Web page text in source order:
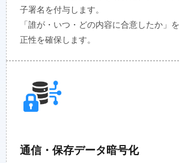
子署名を付与します。
「誰が・いつ・どの内容に合意したか」
正性を確保します。
通信・保存データ暗号化